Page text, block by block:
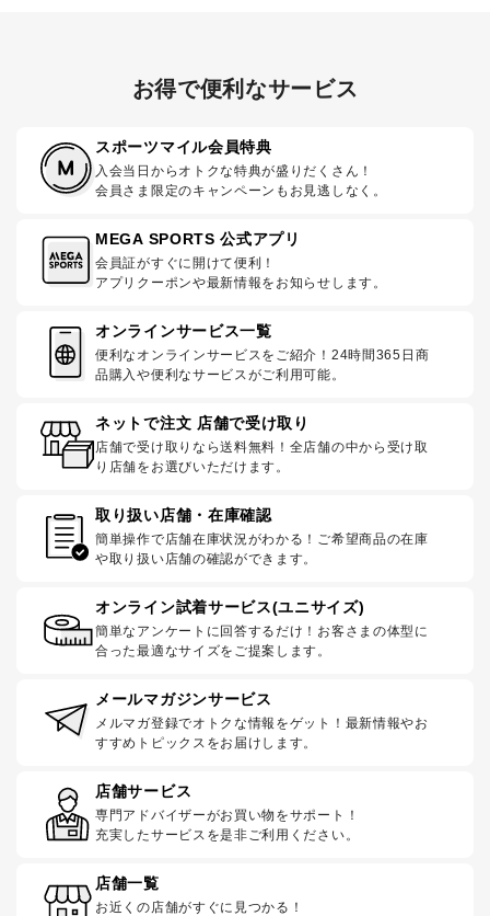
お得で便利なサービス
スポーツマイル会員特典
入会当日からオトクな特典が盛りだくさん！
会員さま限定のキャンペーンもお見逃しなく。
MEGA SPORTS 公式アプリ
会員証がすぐに開けて便利！
アプリクーポンや最新情報をお知らせします。
オンラインサービス一覧
便利なオンラインサービスをご紹介！24時間365日商
品購入や便利なサービスがご利用可能。
ネットで注文 店舗で受け取り
店舗で受け取りなら送料無料！全店舗の中から受け取
り店舗をお選びいただけます。
取り扱い店舗・在庫確認
簡単操作で店舗在庫状況がわかる！ご希望商品の在庫
や取り扱い店舗の確認ができます。
オンライン試着サービス(ユニサイズ)
簡単なアンケートに回答するだけ！お客さまの体型に
合った最適なサイズをご提案します。
メールマガジンサービス
メルマガ登録でオトクな情報をゲット！最新情報やお
すすめトピックスをお届けします。
店舗サービス
専門アドバイザーがお買い物をサポート！
充実したサービスを是非ご利用ください。
店舗一覧
お近くの店舗がすぐに見つかる！